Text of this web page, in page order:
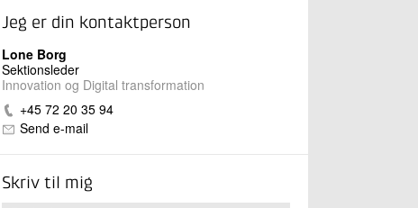
Jeg er din kontaktperson
Lone Borg
Sektionsleder
Innovation og Digital transformation
+45 72 20 35 94
Send e-mail
Skriv til mig